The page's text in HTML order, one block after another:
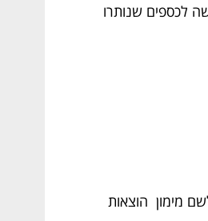
לכספים שנותרו
מימון הוצאות